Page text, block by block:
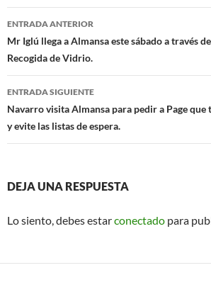
b
o
o
k
s
A
p
p
Navegación
de
entradas
ENTRADA ANTERIOR
Mr Iglú llega a Almansa este sábado a través
Recogida de Vidrio.
ENTRADA SIGUIENTE
Navarro visita Almansa para pedir a Page que
y evite las listas de espera.
DEJA UNA RESPUESTA
Lo siento, debes estarconectado para